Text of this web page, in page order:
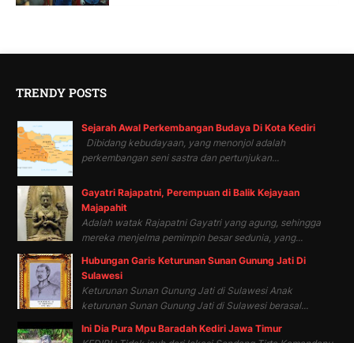
TRENDY POSTS
Sejarah Awal Perkembangan Budaya Di Kota Kediri
Dibidang kebudayaan, yang menonjol adalah
perkembangan seni sastra dan pertunjukan...
Gayatri Rajapatni, Perempuan di Balik Kejayaan
Majapahit
Adalah watak Rajapatni Gayatri yang agung, sehingga
mereka menjelma pemimpin besar sedunia, yang...
Hubungan Garis Keturunan Sunan Gunung Jati Di
Sulawesi
Keturunan Sunan Gunung Jati di Sulawesi Anak
keturunan Sunan Gunung Jati di Sulawesi berasal...
Ini Dia Pura Mpu Baradah Kediri Jawa Timur